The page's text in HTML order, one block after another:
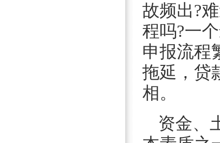
故频出?
程吗?一
申报流程
拖延，贷
相。
资金、